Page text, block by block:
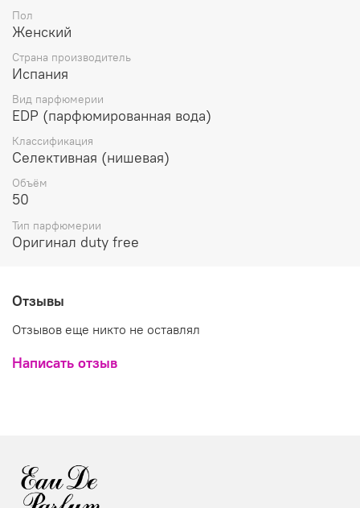
Пол
Женский
Страна производитель
Испания
Вид парфюмерии
EDP (парфюмированная вода)
Классификация
Селективная (нишевая)
Объём
50
Тип парфюмерии
Оригинал duty free
Отзывы
Отзывов еще никто не оставлял
Написать отзыв